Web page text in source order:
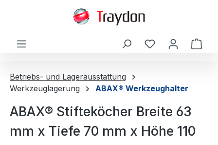
Betriebs- und Lagerausstattung
Werkzeuglagerung
ABAX® Werkzeughalter
ABAX® Stifteköcher Breite 63
mm x Tiefe 70 mm x Höhe 110